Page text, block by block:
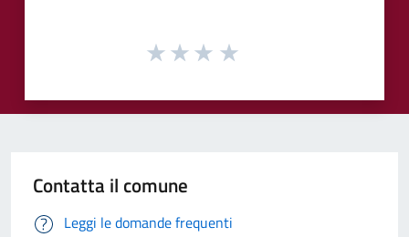
Contatta il comune
Leggi le domande frequenti